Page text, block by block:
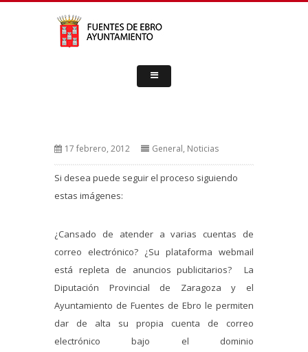
17 febrero, 2012 General, Noticias
Si desea puede seguir el proceso siguiendo
estas imágenes:
¿Cansado de atender a varias cuentas de
correo electrónico? ¿Su plataforma webmail
está repleta de anuncios publicitarios? La
Diputación Provincial de Zaragoza y el
Ayuntamiento de Fuentes de Ebro le permiten
dar de alta su propia cuenta de correo
electrónico bajo el dominio